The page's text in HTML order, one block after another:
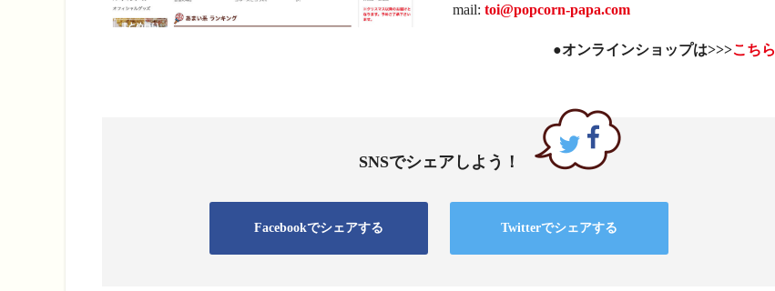
mail: toi@popcorn-papa.com
●オンラインショップは>>>こちら
SNSでシェアしよう！
Facebookでシェアする Twitterでシェアする